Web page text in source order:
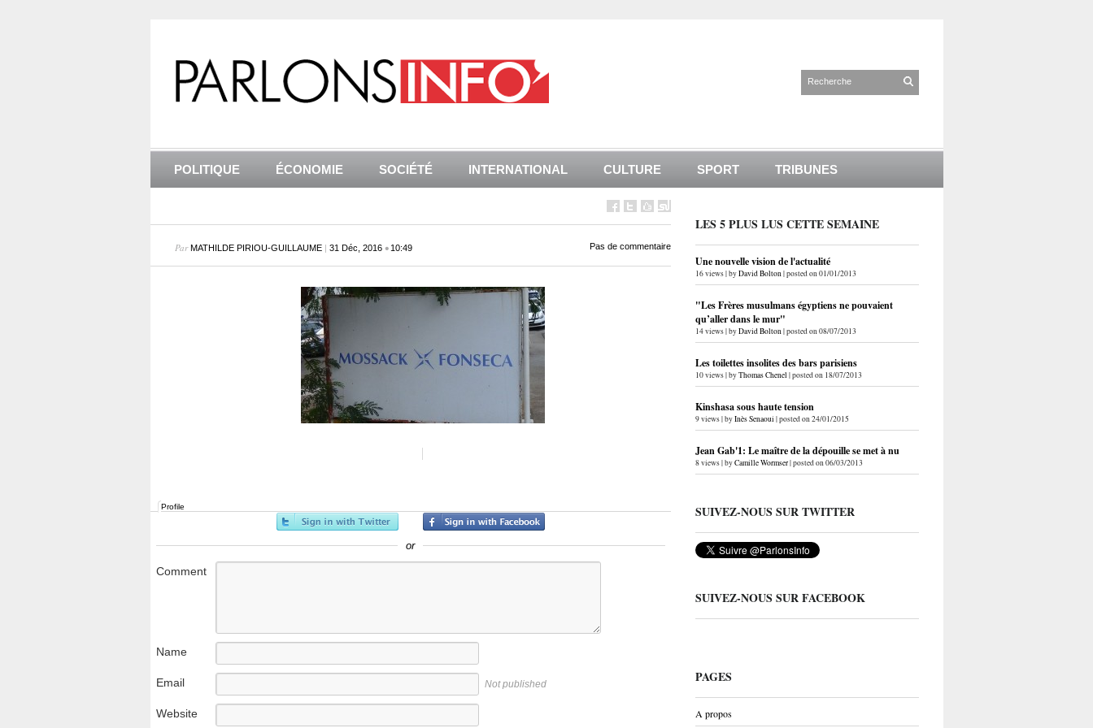
POLITIQUE ÉCONOMIE SOCIÉTÉ INTERNATIONAL CULTURE SPORT TRIBUNES
ParMATHILDE PIRIOU-GUILLAUME| 31 Déc, 2016• 10:49 Pas de commentaire
Profile
or
Comment
Name
Email Not published
Website
LES 5 PLUS LUS CETTE SEMAINE
Une nouvelle vision de l'actualité
16 views|byDavid Bolton|posted on 01/01/2013
"Les Frères musulmans égyptiens ne pouvaient
qu’aller dans le mur"
14 views|byDavid Bolton|posted on 08/07/2013
Les toilettes insolites des bars parisiens
10 views|byThomas Chenel |posted on 18/07/2013
Kinshasa sous haute tension
9 views|byInès Senaoui |posted on 24/01/2015
Jean Gab'1: Le maître de la dépouille se met à nu
8 views|byCamille Wormser|posted on 06/03/2013
SUIVEZ-NOUS SUR TWITTER
SUIVEZ-NOUS SUR FACEBOOK
PAGES
A propos